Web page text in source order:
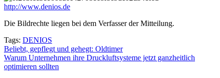
http://www.denios.de
Die Bildrechte liegen bei dem Verfasser der Mitteilung.
Tags: DENIOS
Beitragsnavigation
Beliebt, gepflegt und gehegt: Oldtimer
Warum Unternehmen ihre Druckluftsysteme jetzt ganzheitlich
optimieren sollten